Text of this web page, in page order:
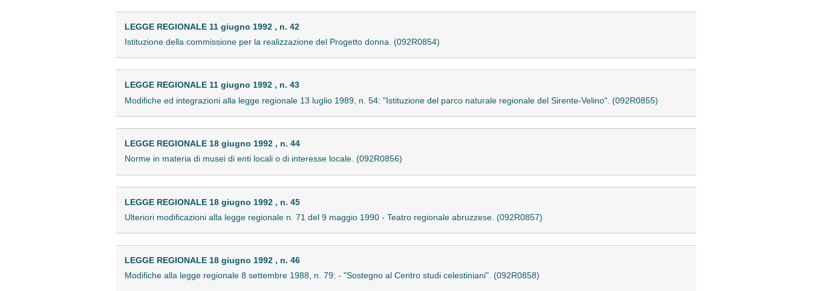
LEGGE REGIONALE 11 giugno 1992 , n. 42
Istituzione della commissione per la realizzazione del Progetto donna. (092R0854)
LEGGE REGIONALE 11 giugno 1992 , n. 43
Modifiche ed integrazioni alla legge regionale 13 luglio 1989, n. 54: "Istituzione del parco naturale regionale del Sirente-Velino". (092R0855)
LEGGE REGIONALE 18 giugno 1992 , n. 44
Norme in materia di musei di enti locali o di interesse locale. (092R0856)
LEGGE REGIONALE 18 giugno 1992 , n. 45
Ulteriori modificazioni alla legge regionale n. 71 del 9 maggio 1990 - Teatro regionale abruzzese. (092R0857)
LEGGE REGIONALE 18 giugno 1992 , n. 46
Modifiche alla legge regionale 8 settembre 1988, n. 79: - "Sostegno al Centro studi celestiniani". (092R0858)